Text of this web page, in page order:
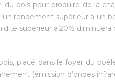
bois pour produire de la
rendement supérieur à un
supérieur à 20%
placé dans le foyer du
(émission d’ondes